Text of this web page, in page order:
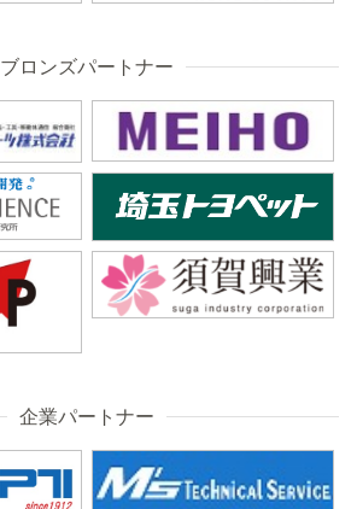
ブロンズパートナー
企業パートナー